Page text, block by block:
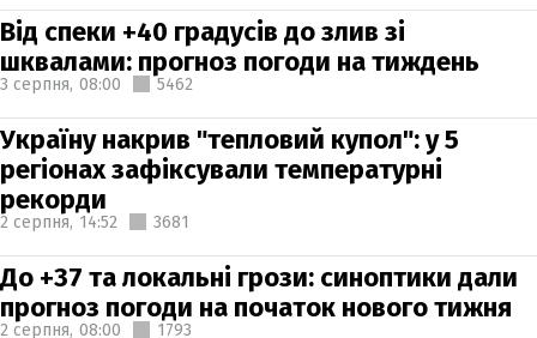
Від спеки +40 градусів до злив зі
шквалами: прогноз погоди на тиждень
3 серпня, 08:00 5462
Україну накрив "тепловий купол": у 5
регіонах зафіксували температурні
рекорди
2 серпня, 14:52 3681
До +37 та локальні грози: синоптики дали
прогноз погоди на початок нового тижня
2 серпня, 08:00 1793